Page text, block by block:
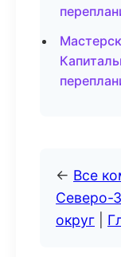
← Все
Северо-
округ